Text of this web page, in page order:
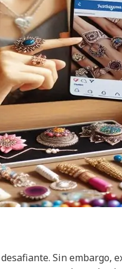
Sin embargo,